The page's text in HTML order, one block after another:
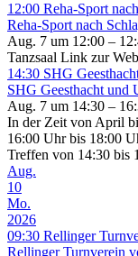
12:00 Reha-Sport
Reha-Sport nach
Aug. 7 um 12:00 –
Tanzsaal Link zur
14:30 SHG
SHG Geesthacht und
Aug. 7 um 14:30 –
In der Zeit von April
16:00 Uhr bis 18:00
Treffen von 14:30 bis
Aug.
10
Mo.
2026
09:30 Rellinger
Rellinger Turnverein